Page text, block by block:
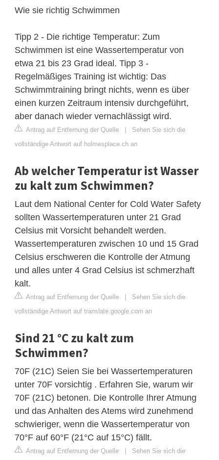
Wie sie richtig Schwimmen
Tipp 2 - Die richtige Temperatur: Zum
Schwimmen ist eine Wassertemperatur von
etwa 21 bis 23 Grad ideal. Tipp 3 -
Regelmäßiges Training ist wichtig: Das
Schwimmtraining bringt nichts, wenn es über
einen kurzen Zeitraum intensiv durchgeführt,
aber danach wieder vernachlässigt wird.
Antrag auf Entfernung der Quelle | Sehen Sie sich die
vollständige Antwort auf holmesplace.ch an
Ab welcher Temperatur ist Wasser
zu kalt zum Schwimmen?
Laut dem National Center for Cold Water Safety
sollten Wassertemperaturen unter 21 Grad
Celsius mit Vorsicht behandelt werden.
Wassertemperaturen zwischen 10 und 15 Grad
Celsius erschweren die Kontrolle der Atmung
und alles unter 4 Grad Celsius ist schmerzhaft
kalt.
Antrag auf Entfernung der Quelle | Sehen Sie sich die
vollständige Antwort auf translate.google.com an
Sind 21 °C zu kalt zum
Schwimmen?
70F (21C) Seien Sie bei Wassertemperaturen
unter 70F vorsichtig . Erfahren Sie, warum wir
70F (21C) betonen. Die Kontrolle Ihrer Atmung
und das Anhalten des Atems wird zunehmend
schwieriger, wenn die Wassertemperatur von
70°F auf 60°F (21°C auf 15°C) fällt.
Antrag auf Entfernung der Quelle | Sehen Sie sich die